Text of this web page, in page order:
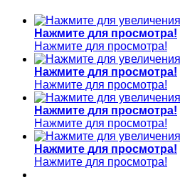
Нажмите для просмотра!
Нажмите для просмотра!
Нажмите для просмотра!
Нажмите для просмотра!
Нажмите для просмотра!
Нажмите для просмотра!
Нажмите для просмотра!
Нажмите для просмотра!